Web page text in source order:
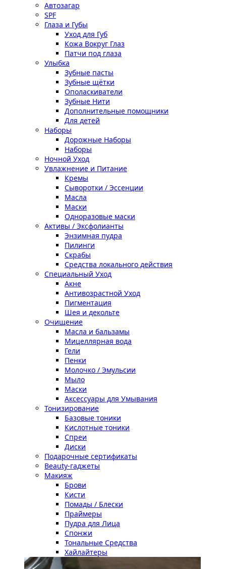
Автозагар
SPF
Глаза и Губы
Уход для Губ
Кожа Вокруг Глаз
Патчи под глаза
Улыбка
Зубные пасты
Зубные щётки
Ополаскиватели
Зубные Нити
Дополнительные помощники
Для детей
Наборы
Дорожные Наборы
Наборы
Ночной Уход
Увлажнение и Питание
Кремы
Сыворотки / Эссенции
Масла
Маски
Одноразовые маски
Активы / Эксфолианты
Энзимная пудра
Пилинги
Скрабы
Средства локального действия
Специальный Уход
Акне
Антивозрастной Уход
Пигментация
Шея и декольте
Очищение
Масла и бальзамы
Мицеллярная вода
Гели
Пенки
Молочко / Эмульсии
Мыло
Маски
Аксессуары для Умывания
Тонизирование
Базовые тоники
Кислотные тоники
Спреи
Диски
Подарочные сертификаты
Beauty-гаджеты
Макияж
Брови
Кисти
Помады / Блески
Праймеры
Пудра для Лица
Спонжи
Тональные Средства
Хайлайтеры